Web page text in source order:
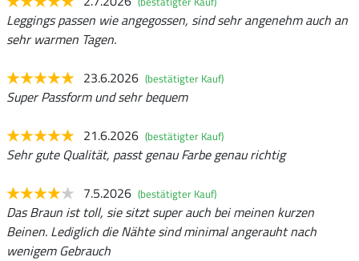
Leggings passen wie angegossen, sind sehr angenehm auch an
sehr warmen Tagen.
23.6.2026 (bestätigter Kauf)
Super Passform und sehr bequem
21.6.2026 (bestätigter Kauf)
Sehr gute Qualität, passt genau Farbe genau richtig
7.5.2026 (bestätigter Kauf)
Das Braun ist toll, sie sitzt super auch bei meinen kurzen
Beinen. Lediglich die Nähte sind minimal angerauht nach
wenigem Gebrauch